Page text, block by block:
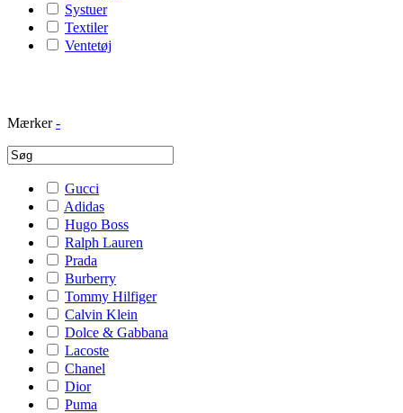
Systuer
Textiler
Ventetøj
Mærker -
Gucci
Adidas
Hugo Boss
Ralph Lauren
Prada
Burberry
Tommy Hilfiger
Calvin Klein
Dolce & Gabbana
Lacoste
Chanel
Dior
Puma